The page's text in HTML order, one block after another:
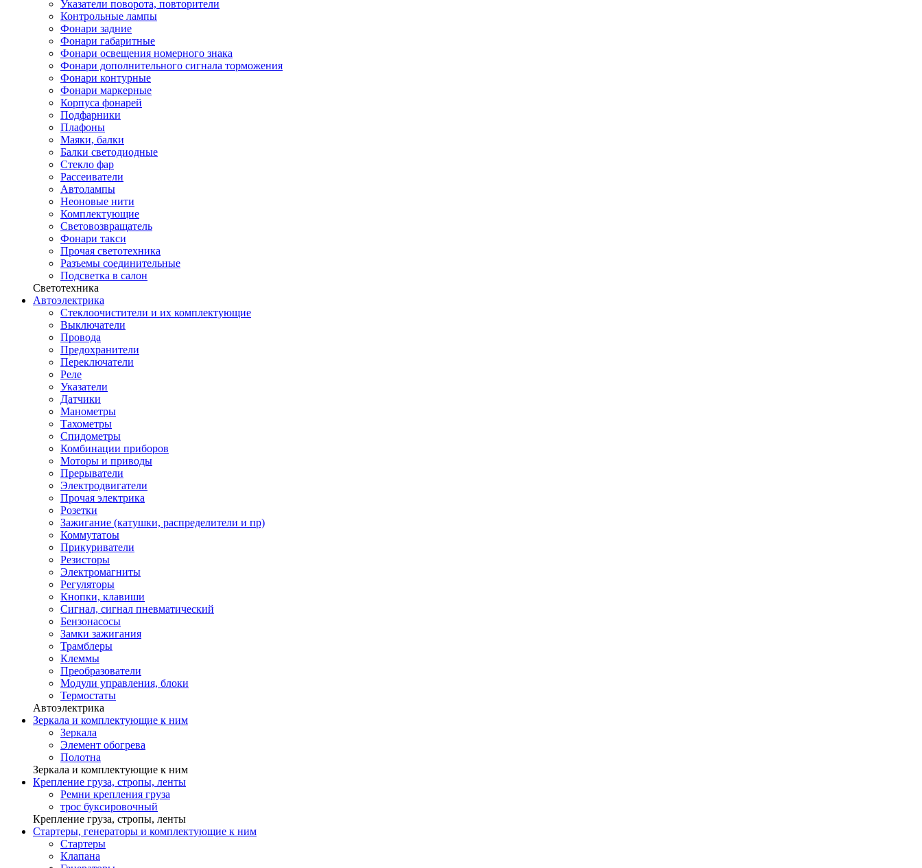
Указатели поворота, повторители
Контрольные лампы
Фонари задние
Фонари габаритные
Фонари освещения номерного знака
Фонари дополнительного сигнала торможения
Фонари контурные
Фонари маркерные
Корпуса фонарей
Подфарники
Плафоны
Маяки, балки
Балки светодиодные
Стекло фар
Рассеиватели
Автолампы
Неоновые нити
Комплектующие
Световозвращатель
Фонари такси
Прочая светотехника
Разъемы соединительные
Подсветка в салон
Светотехника
Автоэлектрика
Стеклоочистители и их комплектующие
Выключатели
Провода
Предохранители
Переключатели
Реле
Указатели
Датчики
Манометры
Тахометры
Спидометры
Комбинации приборов
Моторы и приводы
Прерыватели
Электродвигатели
Прочая электрика
Розетки
Зажигание (катушки, распределители и пр)
Коммутатоы
Прикуриватели
Резисторы
Электромагниты
Регуляторы
Кнопки, клавиши
Сигнал, сигнал пневматический
Бензонасосы
Замки зажигания
Трамблеры
Клеммы
Преобразователи
Модули управления, блоки
Термостаты
Автоэлектрика
Зеркала и комплектующие к ним
Зеркала
Элемент обогрева
Полотна
Зеркала и комплектующие к ним
Крепление груза, стропы, ленты
Ремни крепления груза
трос буксировочный
Крепление груза, стропы, ленты
Стартеры, генераторы и комплектующие к ним
Стартеры
Клапана